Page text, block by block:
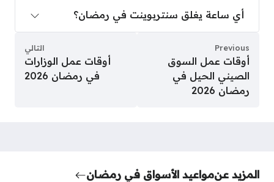
أي ساعة يغلق سنتربوينت في رمضان؟
Previous
أوقات عمل السوق
الصيني الحيل في
رمضان 2026
التالي
أوقات عمل الوزارات
في رمضان 2026
المزيد عنمواعيد الأسواق في رمضان